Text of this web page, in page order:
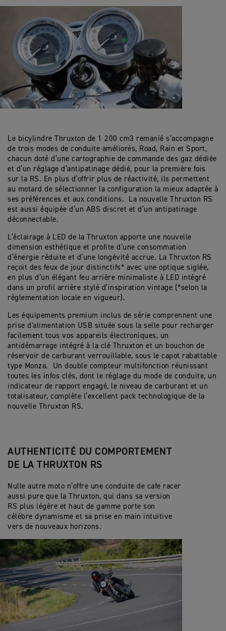
Le bicylindre Thruxton de 1 200 cm3 remanié s’accompagne
de trois modes de conduite améliorés, Road, Rain et Sport,
chacun doté d’une cartographie de commande des gaz dédiée
et d’un réglage d’antipatinage dédié, pour la première fois
sur la RS. En plus d’offrir plus de réactivité, ils permettent
au motard de sélectionner la configuration la mieux adaptée à
ses préférences et aux conditions. La nouvelle Thruxton RS
est aussi équipée d’un ABS discret et d’un antipatinage
déconnectable.
L’éclairage à LED de la Thruxton apporte une nouvelle
dimension esthétique et profite d’une consommation
d’énergie réduite et d’une longévité accrue. La Thruxton RS
reçoit des feux de jour distinctifs* avec une optique siglée,
en plus d’un élégant feu arrière minimaliste à LED intégré
dans un profil arrière stylé d’inspiration vintage (*selon la
réglementation locale en vigueur).
Les équipements premium inclus de série comprennent une
prise d'alimentation USB située sous la selle pour recharger
facilement tous vos appareils électroniques, un
antidémarrage intégré à la clé Thruxton et un bouchon de
réservoir de carburant verrouillable, sous le capot rabattable
type Monza. Un double compteur multifonction réunissant
toutes les infos clés, dont le réglage du mode de conduite, un
indicateur de rapport engagé, le niveau de carburant et un
totalisateur, complète l’excellent pack technologique de la
nouvelle Thruxton RS.
AUTHENTICITÉ DU COMPORTEMENT
DE LA THRUXTON RS
Nulle autre moto n’offre une conduite de cafe racer
aussi pure que la Thruxton, qui dans sa version
RS plus légère et haut de gamme porte son
célèbre dynamisme et sa prise en main intuitive
vers de nouveaux horizons.